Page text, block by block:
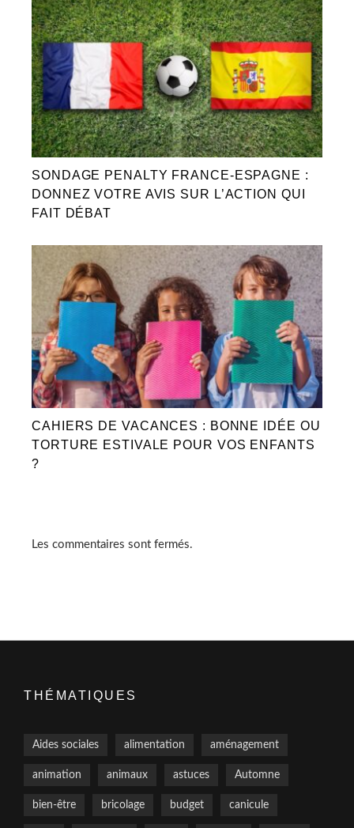
SONDAGE PENALTY FRANCE-ESPAGNE :
DONNEZ VOTRE AVIS SUR L’ACTION QUI
FAIT DÉBAT
CAHIERS DE VACANCES : BONNE IDÉE OU
TORTURE ESTIVALE POUR VOS ENFANTS
?
Les commentaires sont fermés.
THÉMATIQUES
Aides sociales alimentation aménagement
animation animaux astuces Automne
bien-être bricolage budget canicule